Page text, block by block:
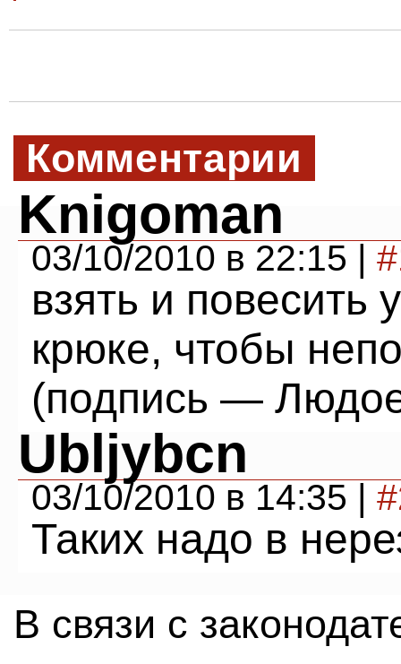
Комментарии
Knigoman
03/10/2010 в 22:15 |
взять и повесить
крюке, чтобы
(подпись —
Ubljybcn
03/10/2010 в 14:35 |
Таких надо в
В связи с